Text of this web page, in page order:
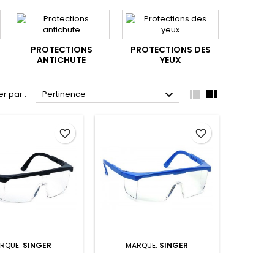
PROTECTIONS
ANTICHUTE
PROTECTIONS DES
YEUX
par : Pertinence   
SINGER
favorite_border
MARQUE: SINGER
favorite_border